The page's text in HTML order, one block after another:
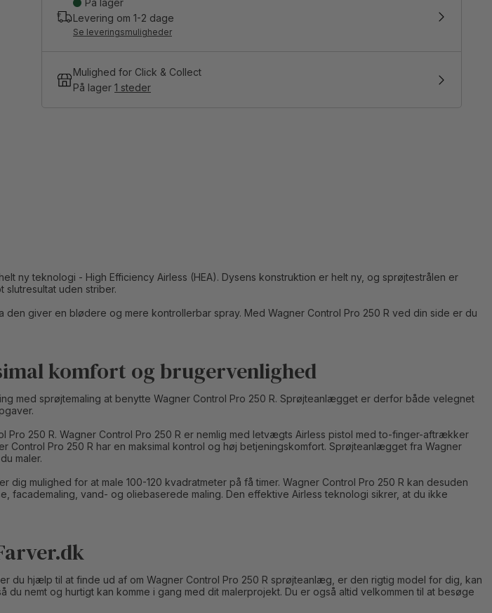
På lager
Levering om 1-2 dage
Se leveringsmuligheder
Mulighed for Click & Collect
På lager 1 steder
ny teknologi - High Efficiency Airless (HEA). Dysens konstruktion er helt ny, og sprøjtestrålen er
uden striber.
giver en blødere og mere kontrollerbar spray. Med Wagner Control Pro 250 R ved din side er du
komfort og brugervenlighed
med sprøjtemaling at benytte Wagner Control Pro 250 R. Sprøjteanlægget er derfor både velegnet
250 R. Wagner Control Pro 250 R er nemlig med letvægts Airless pistol med to-finger-aftrækker
Pro 250 R har en maksimal kontrol og høj betjeningskomfort. Sprøjteanlægget fra Wagner
maler.
mulighed for at male 100-120 kvadratmeter på få timer. Wagner Control Pro 250 R kan desuden
vand- og oliebaserede maling. Den effektive Airless teknologi sikrer, at du ikke
du hjælp til at finde ud af om Wagner Control Pro 250 R sprøjteanlæg, er den rigtig model for dig, kan
nemt og hurtigt kan komme i gang med dit malerprojekt. Du er også altid velkommen til at besøge